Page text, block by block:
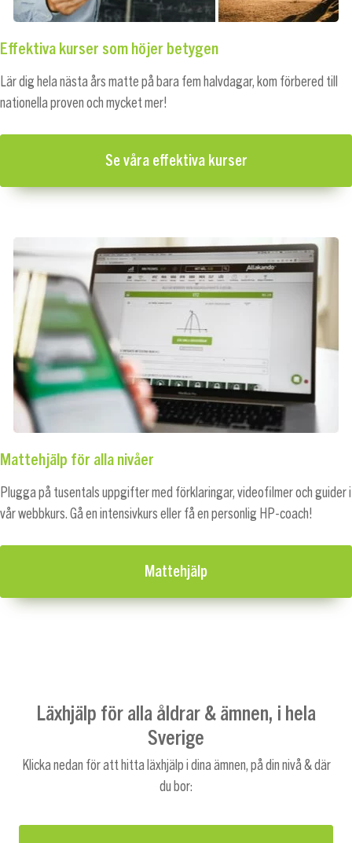
Effektiva kurser som höjer betygen
Lär dig hela nästa års matte på bara fem halvdagar, kom förbered till
nationella proven och mycket mer!
Se våra effektiva kurser
Mattehjälp för alla nivåer
Plugga på tusentals uppgifter med förklaringar, videofilmer och guider i
vår webbkurs. Gå en intensivkurs eller få en personlig HP-coach!
Mattehjälp
Läxhjälp för alla åldrar & ämnen, i hela
Sverige
Klicka nedan för att hitta läxhjälp i dina ämnen, på din nivå & där
du bor: